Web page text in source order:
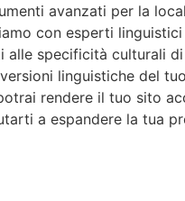
avanzati per la
con esperti
specificità culturali
linguistiche del
rendere il tuo sito
a espandere la tua